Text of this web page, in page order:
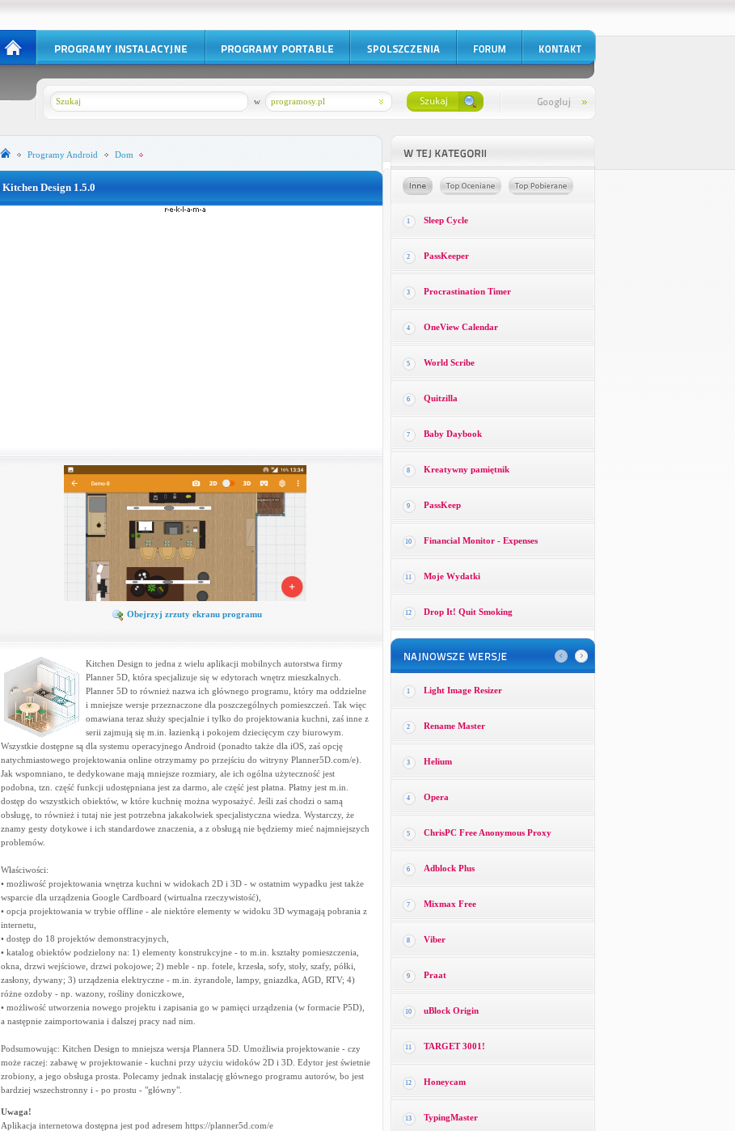
programosy.pl
w
ProgramyAndroid Dom
Kitchen Design 1.5.0
Obejrzyj zrzuty ekranu programu
Kitchen Design to jedna z wielu aplikacji mobilnych autorstwa firmy
Planner 5D, która specjalizuje się w edytorach wnętrz mieszkalnych.
Planner 5D to również nazwa ich głównego programu, który ma oddzielne
i mniejsze wersje przeznaczone dla poszczególnych pomieszczeń. Tak więc
omawiana teraz służy specjalnie i tylko do projektowania kuchni, zaś inne z
serii zajmują się m.in. łazienką i pokojem dziecięcym czy biurowym.
Wszystkie dostępne są dla systemu operacyjnego Android (ponadto także dla iOS, zaś opcję
natychmiastowego projektowania online otrzymamy po przejściu do witryny Planner5D.com/e).
Jak wspomniano, te dedykowane mają mniejsze rozmiary, ale ich ogólna użyteczność jest
podobna, tzn. część funkcji udostępniana jest za darmo, ale część jest płatna. Płatny jest m.in.
dostęp do wszystkich obiektów, w które kuchnię można wyposażyć. Jeśli zaś chodzi o samą
obsługę, to również i tutaj nie jest potrzebna jakakolwiek specjalistyczna wiedza. Wystarczy, że
znamy gesty dotykowe i ich standardowe znaczenia, a z obsługą nie będziemy mieć najmniejszych
problemów.
Właściwości:
• możliwość projektowania wnętrza kuchni w widokach 2D i 3D - w ostatnim wypadku jest także
wsparcie dla urządzenia Google Cardboard (wirtualna rzeczywistość),
• opcja projektowania w trybie offline - ale niektóre elementy w widoku 3D wymagają pobrania z
internetu,
• dostęp do 18 projektów demonstracyjnych,
• katalog obiektów podzielony na: 1) elementy konstrukcyjne - to m.in. kształty pomieszczenia,
okna, drzwi wejściowe, drzwi pokojowe; 2) meble - np. fotele, krzesła, sofy, stoły, szafy, półki,
zasłony, dywany; 3) urządzenia elektryczne - m.in. żyrandole, lampy, gniazdka, AGD, RTV; 4)
różne ozdoby - np. wazony, rośliny doniczkowe,
• możliwość utworzenia nowego projektu i zapisania go w pamięci urządzenia (w formacie P5D),
a następnie zaimportowania i dalszej pracy nad nim.
Podsumowując: Kitchen Design to mniejsza wersja Plannera 5D. Umożliwia projektowanie - czy
może raczej: zabawę w projektowanie - kuchni przy użyciu widoków 2D i 3D. Edytor jest świetnie
zrobiony, a jego obsługa prosta. Polecamy jednak instalację głównego programu autorów, bo jest
bardziej wszechstronny i - po prostu - "główny".
Uwaga!
Aplikacja internetowa dostępna jest pod adresem https://planner5d.com/e
1 Sleep Cycle
2 PassKeeper
3 Procrastination Timer
4 OneView Calendar
5 World Scribe
6 Quitzilla
7 Baby Daybook
8 Kreatywny pamiętnik
9 PassKeep
10 Financial Monitor - Expenses
11 Moje Wydatki
12 Drop It! Quit Smoking
1 Light Image Resizer
2 Rename Master
3 Helium
4 Opera
5 ChrisPC Free Anonymous Proxy
6 Adblock Plus
7 Mixmax Free
8 Viber
9 Praat
10 uBlock Origin
11 TARGET 3001!
12 Honeycam
13 TypingMaster